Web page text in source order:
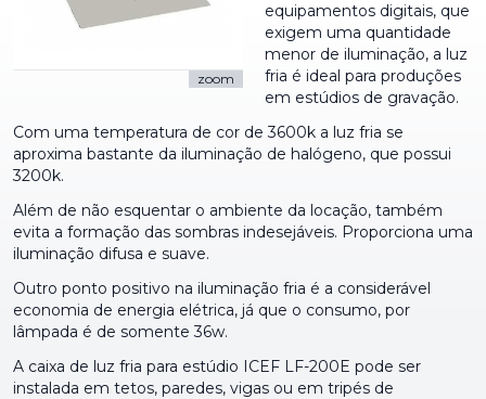
zoom
equipamentos digitais, que
exigem uma quantidade
menor de iluminação, a luz
fria é ideal para produções
em estúdios de gravação.
Com uma temperatura de cor de 3600k a luz fria se
aproxima bastante da iluminação de halógeno, que possui
3200k.
Além de não esquentar o ambiente da locação, também
evita a formação das sombras indesejáveis. Proporciona uma
iluminação difusa e suave.
Outro ponto positivo na iluminação fria é a considerável
economia de energia elétrica, já que o consumo, por
lâmpada é de somente 36w.
A caixa de luz fria para estúdio ICEF LF-200E pode ser
instalada em tetos, paredes, vigas ou em tripés de